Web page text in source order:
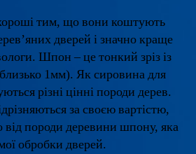
тим, що вони коштують
дверей і значно краще
Шпон – це тонкий зріз із
1мм). Як сировина для
різні цінні породи дерев.
за своєю вартістю,
породи деревини шпону, яка
обробки дверей.